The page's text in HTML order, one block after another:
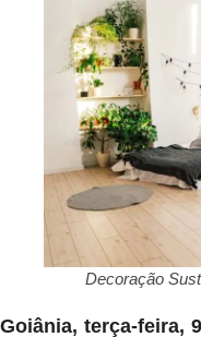
Decoração
Goiânia, terça-feira,